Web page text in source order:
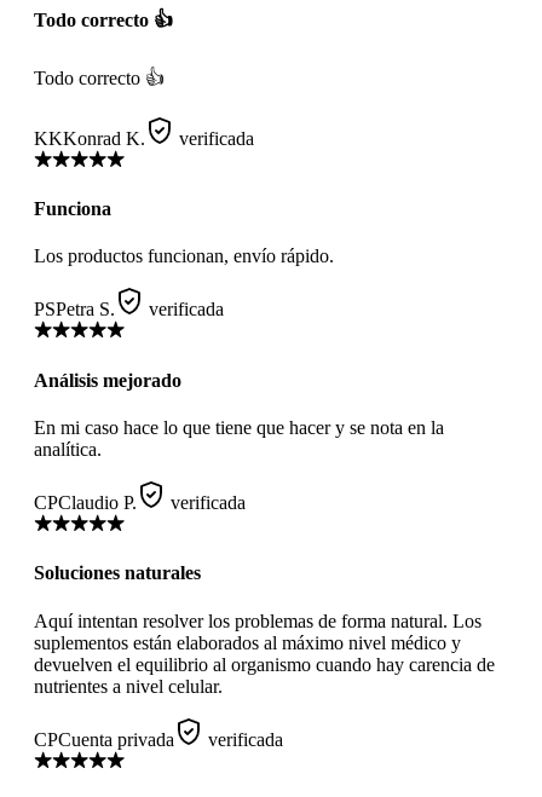
Todo correcto 👍
Todo correcto 👍
KKKonrad K. verificada
Funciona
Los productos funcionan, envío rápido.
PSPetra S. verificada
Análisis mejorado
En mi caso hace lo que tiene que hacer y se nota en la
analítica.
CPClaudio P. verificada
Soluciones naturales
Aquí intentan resolver los problemas de forma natural. Los
suplementos están elaborados al máximo nivel médico y
devuelven el equilibrio al organismo cuando hay carencia de
nutrientes a nivel celular.
CPCuenta privada verificada